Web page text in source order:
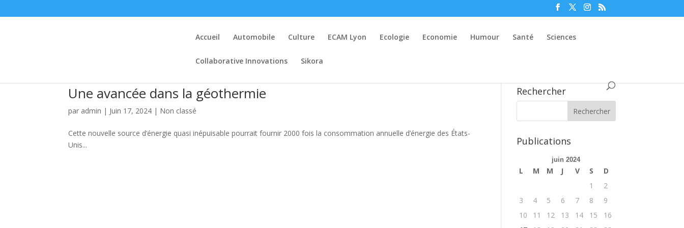
Accueil Automobile Culture ECAM Lyon Ecologie Economie Humour Santé Sciences
Collaborative Innovations Sikora
Une avancée dans la géothermie
par admin | Juin 17, 2024 | Non classé
Cette nouvelle source d’énergie quasi inépuisable pourrait fournir 2000 fois la consommation annuelle d’énergie des États-
Unis...
Rechercher
Publications
juin 2024
L M M J V S
D
1
2
3
4 5 6 7 8
9
10
11 12 13 14 15
16